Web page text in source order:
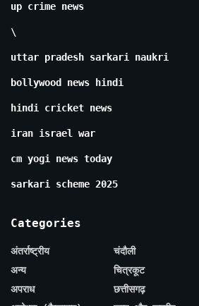
up crime news
\
uttar pradesh sarkari naukri
bollywood news hindi
hindi cricket news
iran israel war
cm yogi news today
sarkari scheme 2025
Categories
अंतर्राष्ट्रीय
अन्य
अपराध
चंदौली
चित्रकूट
छत्तीसगढ़